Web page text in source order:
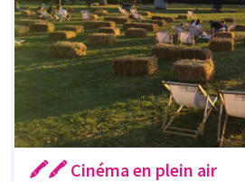
🖍🖍 Cinéma en plein air